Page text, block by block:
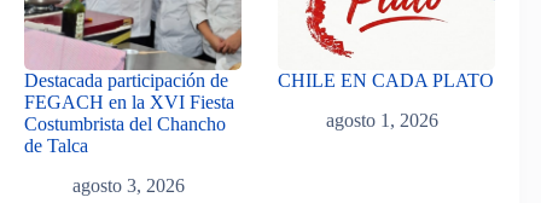
Destacada participación de
FEGACH en la XVI Fiesta
Costumbrista del Chancho
de Talca
agosto 3, 2026
CHILE EN CADA PLATO
agosto 1, 2026